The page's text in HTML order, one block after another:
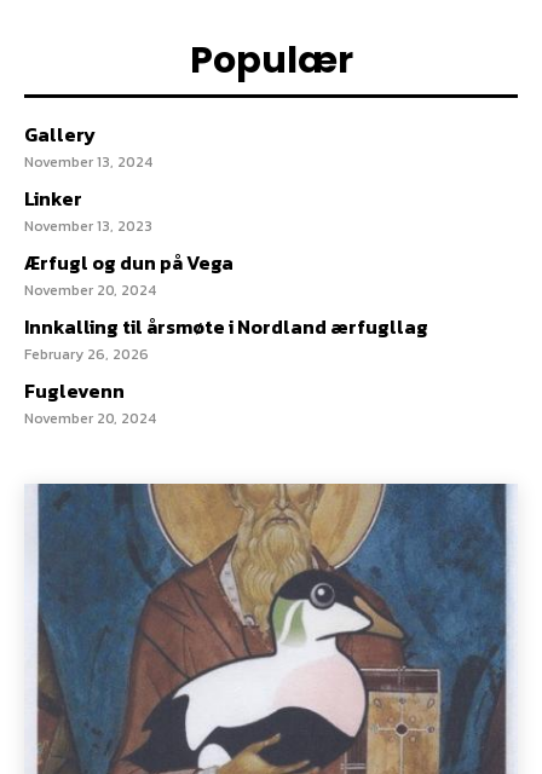
Populær
Gallery
November 13, 2024
Linker
November 13, 2023
Ærfugl og dun på Vega
November 20, 2024
Innkalling til årsmøte i Nordland ærfugllag
February 26, 2026
Fuglevenn
November 20, 2024